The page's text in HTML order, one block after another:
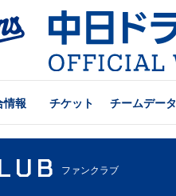
情報 チケット チームデータ
ファンクラブ